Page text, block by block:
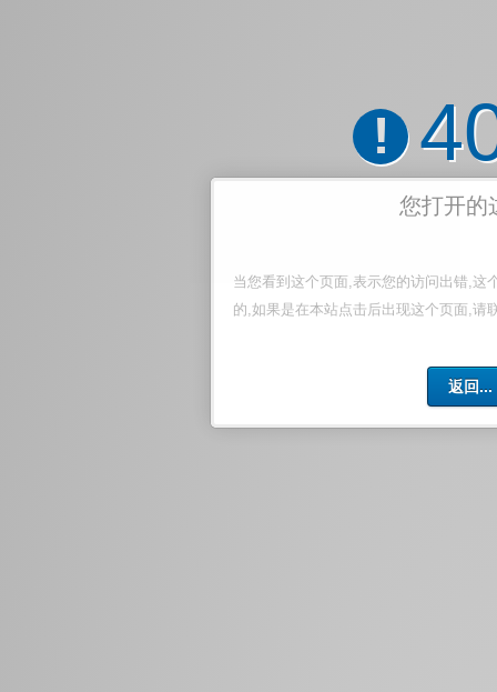
!
您打开的
当您看到这个页面,表示您的访问出错,这
的,如果是在本站点击后出现这个页面,请
返回...